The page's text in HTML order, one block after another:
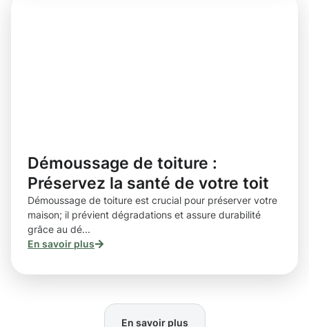
Démoussage de toiture :
Préservez la santé de votre toit
Démoussage de toiture est crucial pour préserver votre
maison; il prévient dégradations et assure durabilité
grâce au dé...
En savoir plus
En savoir plus